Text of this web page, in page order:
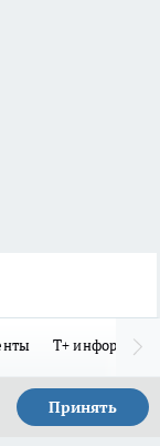
Т+
Принять